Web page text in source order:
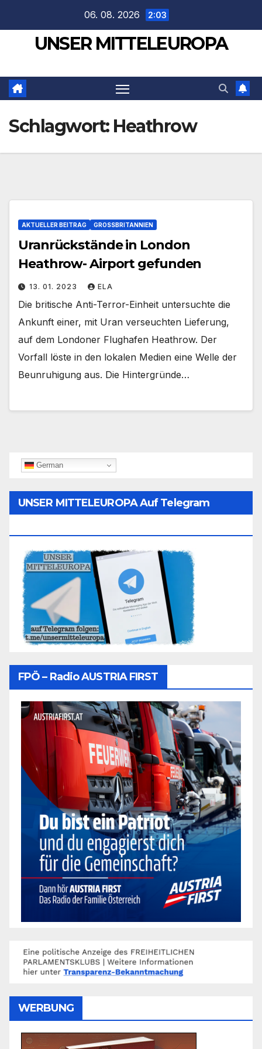
springen
06. 08. 2026 2:03
UNSER MITTELEUROPA
Schlagwort: Heathrow
AKTUELLER BEITRAG GROSSBRITANNIEN
Uranrückstände in London
Heathrow- Airport gefunden
13. 01. 2023 ELA
Die britische Anti-Terror-Einheit untersuchte die
Ankunft einer, mit Uran verseuchten Lieferung,
auf dem Londoner Flughafen Heathrow. Der
Vorfall löste in den lokalen Medien eine Welle der
Beunruhigung aus. Die Hintergründe…
German
UNSER MITTELEUROPA Auf Telegram
FPÖ – Radio AUSTRIA FIRST
WERBUNG